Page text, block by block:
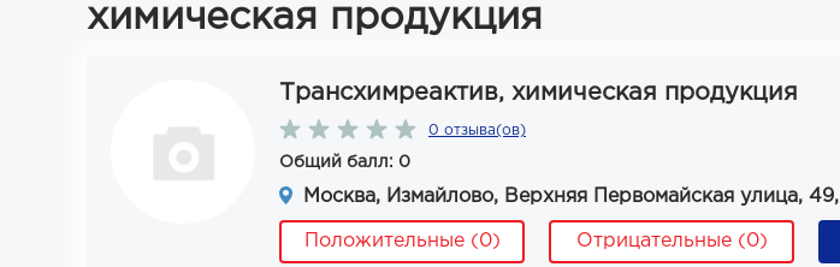
химическая продукция
Трансхимреактив, химическая продукция
0 отзыва(ов)
Общий балл: 0
Москва, Измайлово, Верхняя Первомайская улица,
Положительные (0) Отрицательные (0)